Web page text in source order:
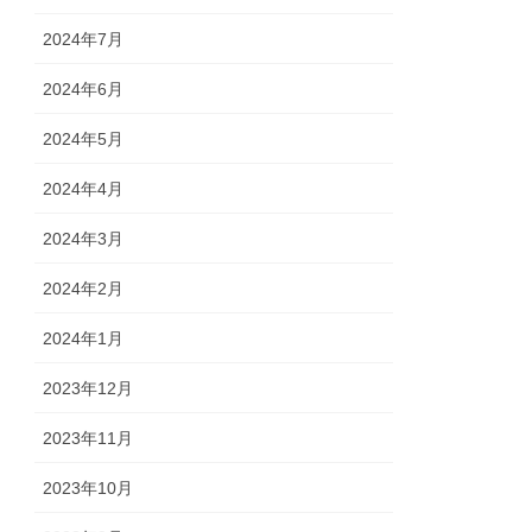
2024年7月
2024年6月
2024年5月
2024年4月
2024年3月
2024年2月
2024年1月
2023年12月
2023年11月
2023年10月